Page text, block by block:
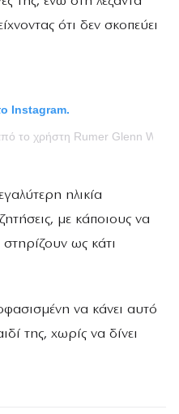
ότι δεν σκοπεύει
Instagram.
από το χρήστη Rumer Glenn
ηλικία
με κάποιους να
ως κάτι
να κάνει αυτό
της, χωρίς να δίνει